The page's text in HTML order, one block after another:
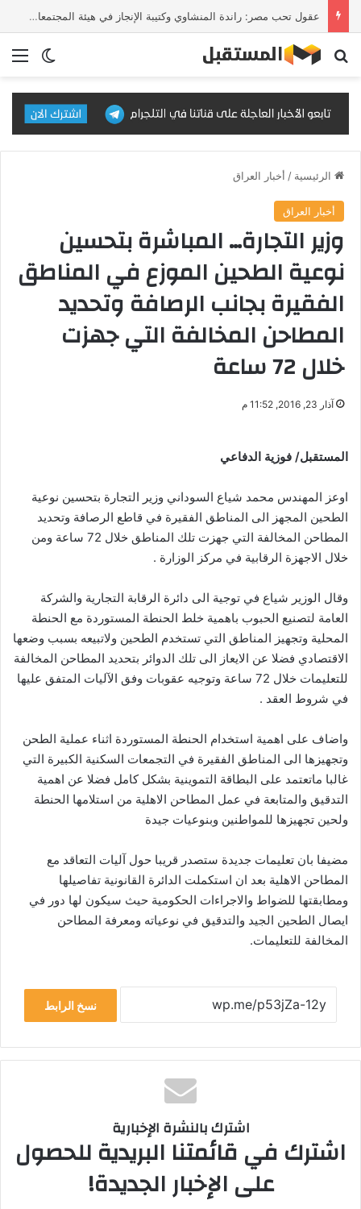
عقول تحب مصر: راندة المنشاوي وكتيبة الإنجاز في هيئة المجتمعات العمرانية
الوضع بحث عن
الرئيسية / أخبار العراق
أخبار العراق
وزير التجارة… المباشرة بتحسين
نوعية الطحين الموزع في المناطق
الفقيرة بجانب الرصافة وتحديد
المطاحن المخالفة التي جهزت
خلال 72 ساعة
آذار 23, 2016, 11:52 م
المستقبل/ فوزية الدفاعي
اوعز المهندس محمد شياع السوداني وزير التجارة بتحسين نوعية
الطحين المجهز الى المناطق الفقيرة في قاطع الرصافة وتحديد
المطاحن المخالفة التي جهزت تلك المناطق خلال 72 ساعة ومن
خلال الاجهزة الرقابية في مركز الوزارة .
وقال الوزير شياع في توجية الى دائرة الرقابة التجارية والشركة
العامة لتصنيع الحبوب باهمية خلط الحنطة المستوردة مع الحنطة
المحلية وتجهيز المناطق التي تستخدم الطحين ولاتبيعه بسبب وضعها
الاقتصادي فضلا عن الايعاز الى تلك الدوائر بتحديد المطاحن المخالفة
للتعليمات خلال 72 ساعة وتوجيه عقوبات وفق الآليات المتفق عليها
في شروط العقد .
واضاف على اهمية استخدام الحنطة المستوردة اثناء عملية الطحن
وتجهيزها الى المناطق الفقيرة في التجمعات السكنية الكبيرة التي
غالبا ماتعتمد على البطاقة التموينية بشكل كامل فضلا عن اهمية
التدقيق والمتابعة في عمل المطاحن الاهلية من استلامها الحنطة
ولحين تجهيزها للمواطنين وبنوعيات جيدة
مضيفا بان تعليمات جديدة ستصدر قريبا حول آليات التعاقد مع
المطاحن الاهلية بعد ان استكملت الدائرة القانونية تفاصيلها
ومطابقتها للضواط والاجراءات الحكومية حيث سيكون لها دور في
ايصال الطحين الجيد والتدقيق في نوعياته ومعرفة المطاحن
المخالفة للتعليمات.
نسخ الرابط
اشترك بالنشرة الإخبارية
اشترك في قائمتنا البريدية للحصول
على الإخبار الجديدة!